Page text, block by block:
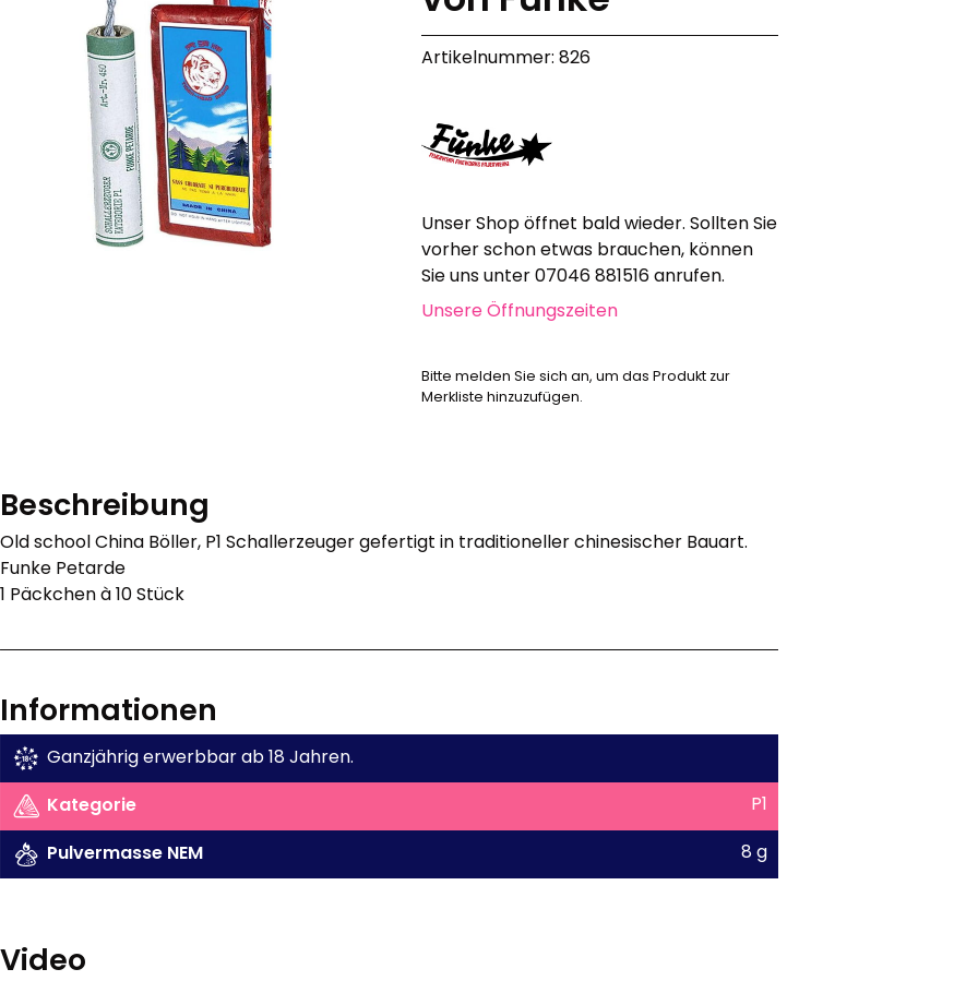
Hochzeit, Geburtstag, Party
Alle anzeigen
Feuerschriften
Indoor-Fontänen
Herz- und Konfetti-Shooter
Wunderkerzen, Fackeln
Tischfeuerwerk
Silvestergießen
Werbeartikel
Alle anzeigen
Sonstiges
Artikelnummer: 826
Unser Shop öffnet bald wieder. Sollten Sie
vorher schon etwas brauchen, können
Sie uns unter 07046 881516 anrufen.
Unsere Öffnungszeiten
Bitte melden Sie sich an, um das Produkt zur
Merkliste hinzuzufügen.
Beschreibung
Old school China Böller, P1 Schallerzeuger gefertigt in traditioneller chinesischer Bauart.
Funke Petarde
1 Päckchen à 10 Stück
Informationen
Ganzjährig erwerbbar ab 18 Jahren.
Kategorie
P1
Pulvermasse NEM
8 g
Video